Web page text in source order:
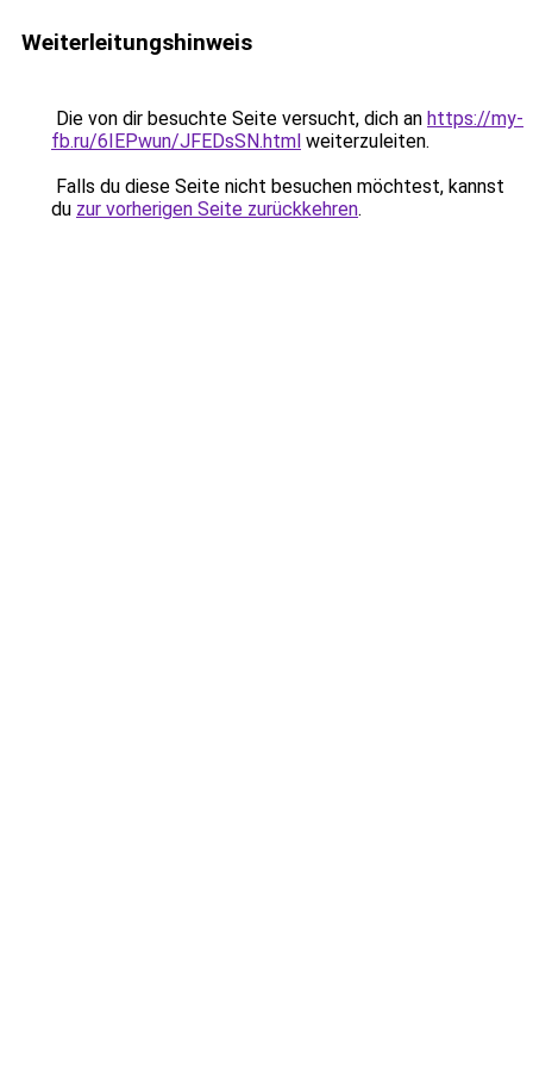
Weiterleitungshinweis
Die von dir besuchte Seite versucht, dich an https://my-
fb.ru/6IEPwun/JFEDsSN.html weiterzuleiten.
Falls du diese Seite nicht besuchen möchtest, kannst
du zur vorherigen Seite zurückkehren.